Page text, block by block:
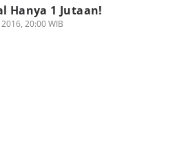
Hanya 1 Jutaan!
20:00 WIB